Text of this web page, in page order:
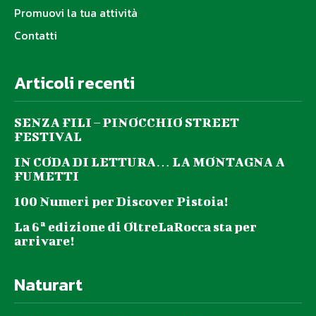
Promuovi la tua attività
Contatti
Articoli recenti
SENZA FILI – PINOCCHIO STREET
FESTIVAL
IN CODA DI LETTURA… LA MONTAGNA A
FUMETTI
100 Numeri per Discover Pistoia!
La 6ª edizione di OltreLaRocca sta per
arrivare!
Naturart